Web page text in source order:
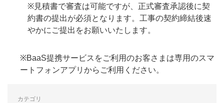
※見積書で審査は可能ですが、正式審査承認後に契
約書の提出が必須となります。工事の契約締結後速
やかにご提出をお願いいたします。
※BaaS提携サービスをご利用のお客さまは専用のスマ
ートフォンアプリからご利用ください。
カテゴリ